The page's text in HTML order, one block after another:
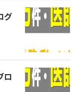
グ
ロ